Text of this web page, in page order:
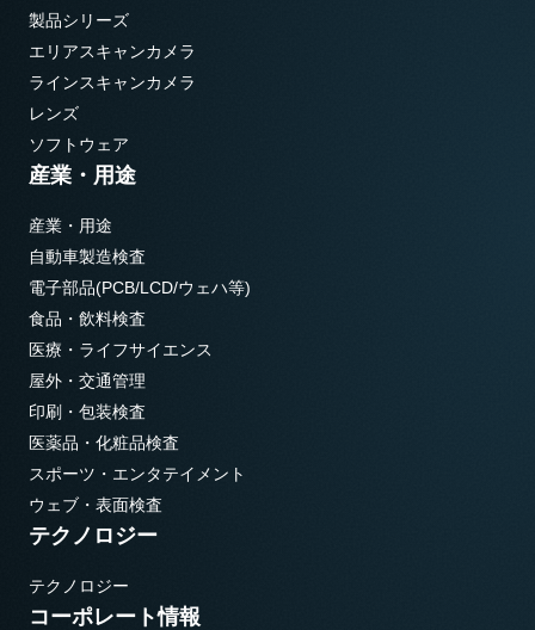
製品シリーズ
エリアスキャンカメラ
ラインスキャンカメラ
レンズ
ソフトウェア
産業・用途
産業・用途
自動車製造検査
電子部品(PCB/LCD/ウェハ等)
食品・飲料検査
医療・ライフサイエンス
屋外・交通管理
印刷・包装検査
医薬品・化粧品検査
スポーツ・エンタテイメント
ウェブ・表面検査
テクノロジー
テクノロジー
コーポレート情報